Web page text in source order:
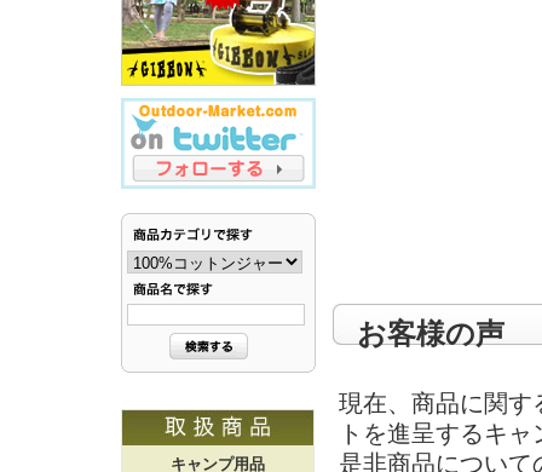
キャンプ用品
お客様の声
現在、商品に関す
トを進呈するキ
是非商品について